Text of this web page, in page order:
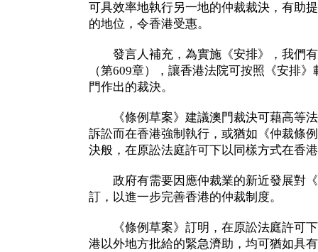
可具效率地執行另一地的仲裁裁決，有助
的地位，令香港受惠。
發言人補充，為實施《安排》，我們有
（第609章），讓香港法院可按照《安排
門作出的裁決。
《條例草案》建議澳門裁決可藉高等法
訴訟而在香港強制執行，或猶如《仲裁條
決般，在原訟法庭許可下以同樣方式在香
政府有需要因應仲裁業的新近發展對《
訂，以進一步完善香港的仲裁制度。
《條例草案》訂明，在原訟法庭許可下
港以外地方批給的緊急濟助，均可猶如具